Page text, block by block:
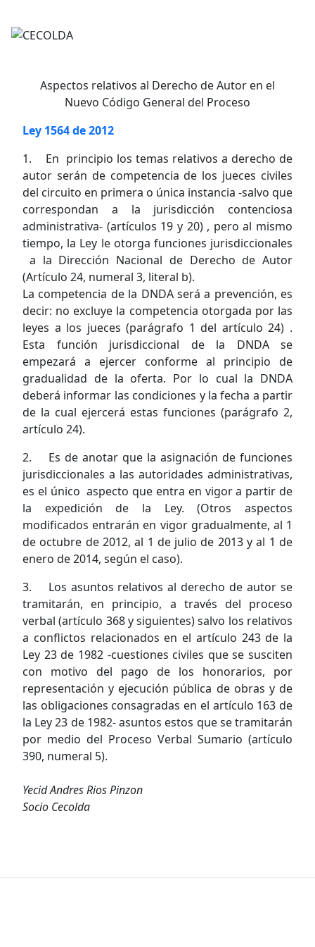
Aspectos relativos al Derecho de Autor en el
Nuevo Código General del Proceso
Ley 1564 de 2012
1. En principio los temas relativos a derecho de
autor serán de competencia de los jueces civiles
del circuito en primera o única instancia -salvo que
correspondan a la jurisdicción contenciosa
administrativa- (artículos 19 y 20) , pero al mismo
tiempo, la Ley le otorga funciones jurisdiccionales
a la Dirección Nacional de Derecho de Autor
(Artículo 24, numeral 3, literal b).
La competencia de la DNDA será a prevención, es
decir: no excluye la competencia otorgada por las
leyes a los jueces (parágrafo 1 del artículo 24) .
Esta función jurisdiccional de la DNDA se
empezará a ejercer conforme al principio de
gradualidad de la oferta. Por lo cual la DNDA
deberá informar las condiciones y la fecha a partir
de la cual ejercerá estas funciones (parágrafo 2,
artículo 24).
2. Es de anotar que la asignación de funciones
jurisdiccionales a las autoridades administrativas,
es el único aspecto que entra en vigor a partir de
la expedición de la Ley. (Otros aspectos
modificados entrarán en vigor gradualmente, al 1
de octubre de 2012, al 1 de julio de 2013 y al 1 de
enero de 2014, según el caso).
3. Los asuntos relativos al derecho de autor se
tramitarán, en principio, a través del proceso
verbal (artículo 368 y siguientes) salvo los relativos
a conflictos relacionados en el artículo 243 de la
Ley 23 de 1982 -cuestiones civiles que se susciten
con motivo del pago de los honorarios, por
representación y ejecución pública de obras y de
las obligaciones consagradas en el artículo 163 de
la Ley 23 de 1982- asuntos estos que se tramitarán
por medio del Proceso Verbal Sumario (artículo
390, numeral 5).
Yecid Andres Rios Pinzon
Socio Cecolda